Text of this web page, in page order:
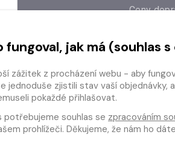
Ceny
Prodejna
fungoval, jak má (souhlas
zážitek z procházení webu - aby
jednoduše zjistili stav vaší objednávky,
pokaždé přihlašovat.
potřebujeme souhlas se zpracováním
prohlížeči. Děkujeme, že nám ho